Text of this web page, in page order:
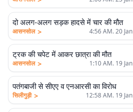
दो अलग-अलग सड़क हादसे में चार की मौत
आसनसोल > 4:56 AM. 20 Jan
ट्रक की चपेट में आकर छात्रा की मौत
आसनसोल > 1:10 AM. 19 Jan
पतंगबाजी से सीएए व एनआरसी का विरोध
सिलीगुड़ी > 12:58 AM. 19 Jan